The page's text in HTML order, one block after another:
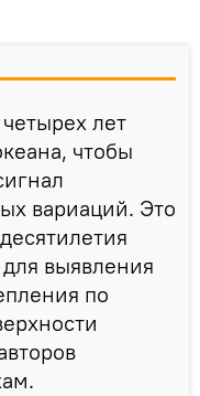
лет
чтобы
вариаций. Это
выявления
по